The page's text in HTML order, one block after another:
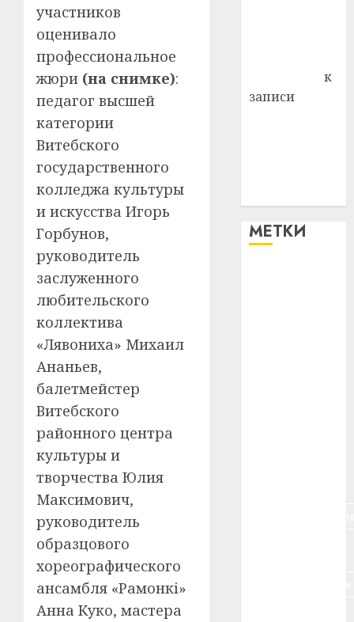
участников
оценивало
профессиональное
жюри (на снимке):
педагог высшей
категории
Витебского
государственного
колледжа культуры
и искусства Игорь
Горбунов,
руководитель
заслуженного
любительского
коллектива
«Лявониха» Михаил
Ананьев,
балетмейстер
Витебского
районного центра
культуры и
творчества Юлия
Максимович,
руководитель
образцового
хореографического
ансамбля «Рамонкі»
Анна Куко, мастера
к
записи
МЕТКИ